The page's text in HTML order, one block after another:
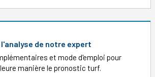
de notre expert
et mode d'emploi pour
manière le pronostic turf.